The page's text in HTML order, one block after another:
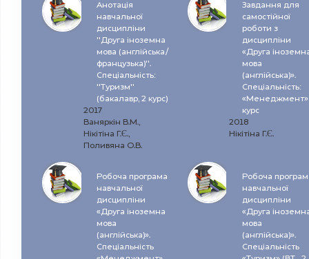
Анотація
навчальної
дисципліни
"Друга іноземна
мова (англійська/
французька)".
Спеціальність:
"Туризм"
(бакалавр, 2 курс)
2017
Ваняркін В.М.,
Нікітіна Г.Є.,
Поливяна О.В.
Завдання для
самостійної
роботи з
дисципліни
«Друга
мова
(англійська)».
Спеціальність:
курс
2018
Нікітіна Г.Є.
Робоча програма
навчальної
дисципліни
«Друга іноземна
мова
(англійська)».
Спеціальність
Робоча
навчальної
дисципліни
«Друга
мова
(англійська)».
Спеціальність